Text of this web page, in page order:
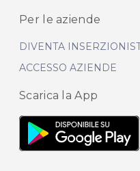
Per le aziende
DIVENTA
ACCESSO AZIENDE
Scarica la App